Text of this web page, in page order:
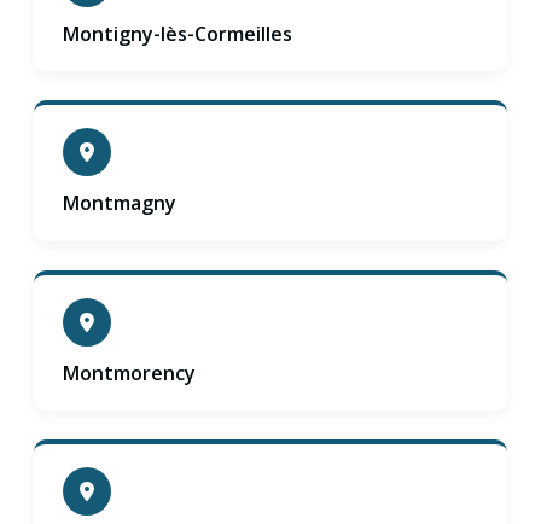
Montigny-lès-Cormeilles
Montmagny
Montmorency